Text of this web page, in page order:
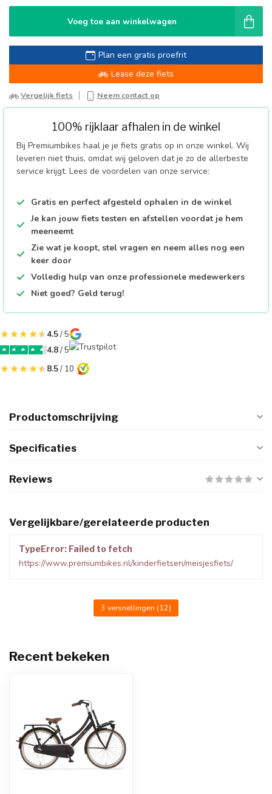
Voeg toe aan winkelwagen
Plan een gratis proefrit
Lease deze fiets
Vergelijk fiets Neem contact op
100% rijklaar afhalen in de winkel
Bij Premiumbikes haal je je fiets gratis op in onze winkel. Wij
leveren niet thuis, omdat wij geloven dat je zo de allerbeste
service krijgt. Lees de voordelen van onze service:
Gratis en perfect afgesteld ophalen in de winkel
Je kan jouw fiets testen en afstellen voordat je hem
meeneemt
Zie wat je koopt, stel vragen en neem alles nog een
keer door
Volledig hulp van onze professionele medewerkers
Niet goed? Geld terug!
4.5/ 5
4.8/ 5
8.5/ 10
Productomschrijving
Specificaties
Reviews
Vergelijkbare/gerelateerde producten
TypeError: Failed to fetch
https://www.premiumbikes.nl/kinderfietsen/meisjesfiets/
3 versnellingen (12)
Recent bekeken